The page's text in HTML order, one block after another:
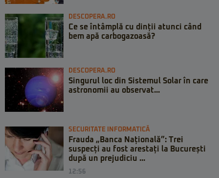
DESCOPERA.RO
Ce se întâmplă cu dinții atunci când
bem apă carbogazoasă?
DESCOPERA.RO
Singurul loc din Sistemul Solar în care
astronomii au observat...
SECURITATE INFORMATICĂ
Frauda „Banca Națională”: Trei
suspecți au fost arestați la București
după un prejudiciu ...
12:56